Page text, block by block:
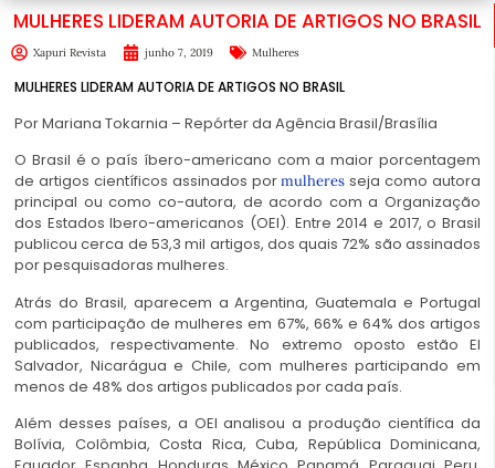
MULHERES LIDERAM AUTORIA DE ARTIGOS NO BRASIL
Xapuri Revista junho 7, 2019 Mulheres
MULHERES LIDERAM AUTORIA DE ARTIGOS NO BRASIL
PorMariana Tokarnia – Repórter da Agência Brasil/Brasília
O Brasil é o país íbero-americano com a maior porcentagem
de artigos científicos assinados pormulheres seja como autora
principal ou como co-autora, de acordo com a Organização
dos Estados Ibero-americanos (OEI). Entre 2014 e 2017, o Brasil
publicou cerca de 53,3 mil artigos, dos quais 72% são assinados
por pesquisadoras mulheres.
Atrás do Brasil, aparecem a Argentina, Guatemala e Portugal
com participação de mulheres em 67%, 66% e 64% dos artigos
publicados, respectivamente. No extremo oposto estão El
Salvador, Nicarágua e Chile, com mulheres participando em
menos de 48% dos artigos publicados por cada país.
Além desses países, a OEI analisou a produção científica da
Bolívia, Colômbia, Costa Rica, Cuba, República Dominicana,